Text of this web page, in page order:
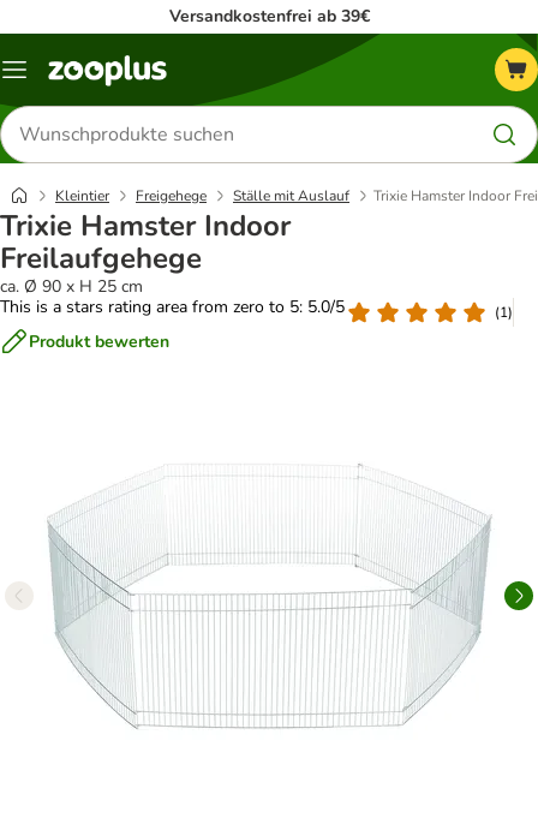
Versandkostenfrei ab 39€
Menü
Produkte
suchen
Kleintier Freigehege Ställe mit Auslauf Trixie Hamster Indoor
Trixie Hamster Indoor
Freilaufgehege
ca. Ø 90 x H 25 cm
This is a stars rating area from zero to 5: 5.0/5
(1)
Produkt bewerten